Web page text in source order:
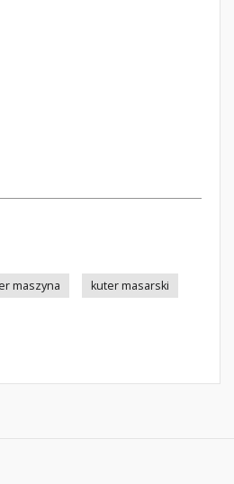
maszyna kuter masarski